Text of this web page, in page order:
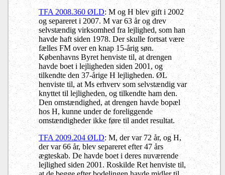
TFA 2008.360 ØLD: M og H blev gift i 2002
og separeret i 2007. M var 63 år og drev
selvstændig virksomhed fra lejlighed, som han
havde haft siden 1978. Der skulle fortsat være
fælles FM over en knap 15-årig søn.
Københavns Byret henviste til, at drengen
havde boet i lejligheden siden 2001, og
tilkendte den 37-årige H lejligheden. ØL
henviste til, at Ms erhverv som selvstændig var
knyttet til lejligheden, og tilkendte ham den.
Den omstændighed, at drengen havde bopæl
hos H, kunne under de foreliggende
omstændigheder ikke føre til andet resultat.
TFA 2009.204 ØLD: M, der var 72 år, og H,
der var 66 år, blev separeret efter 47 års
ægteskab. De havde boet i deres nuværende
lejlighed siden 2001. Roskilde Ret henviste til,